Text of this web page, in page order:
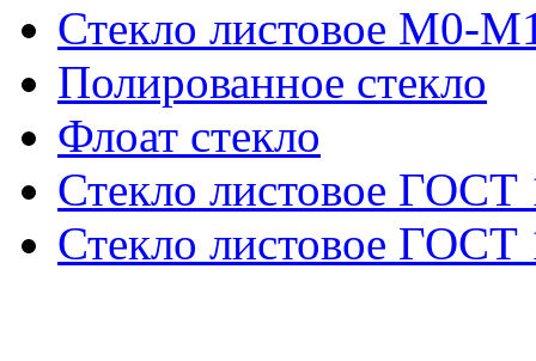
Стекло листовое М0-
Полированное стекло
Флоат стекло
Стекло листовое ГОСТ
Стекло листовое ГОСТ